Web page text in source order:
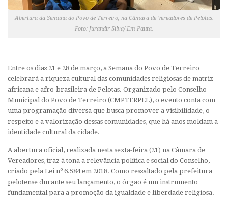
Abertura da Semana do Povo de Terreiro, na Câmara de Vereadores de Pelotas.
Foto: Jurandir Silva/ Em Pauta.
Entre os dias 21 e 28 de março, a Semana do Povo de Terreiro
celebrará a riqueza cultural das comunidades religiosas de matriz
africana e afro-brasileira de Pelotas. Organizado pelo Conselho
Municipal do Povo de Terreiro (CMPTERPEL), o evento conta com
uma programação diversa que busca promover a visibilidade, o
respeito e a valorização dessas comunidades, que há anos moldam a
identidade cultural da cidade.
A abertura oficial, realizada nesta sexta-feira (21) na Câmara de
Vereadores, traz à tona a relevância política e social do Conselho,
criado pela Lei nº 6.584 em 2018. Como ressaltado pela prefeitura
pelotense durante seu lançamento, o órgão é um instrumento
fundamental para a promoção da igualdade e liberdade religiosa.